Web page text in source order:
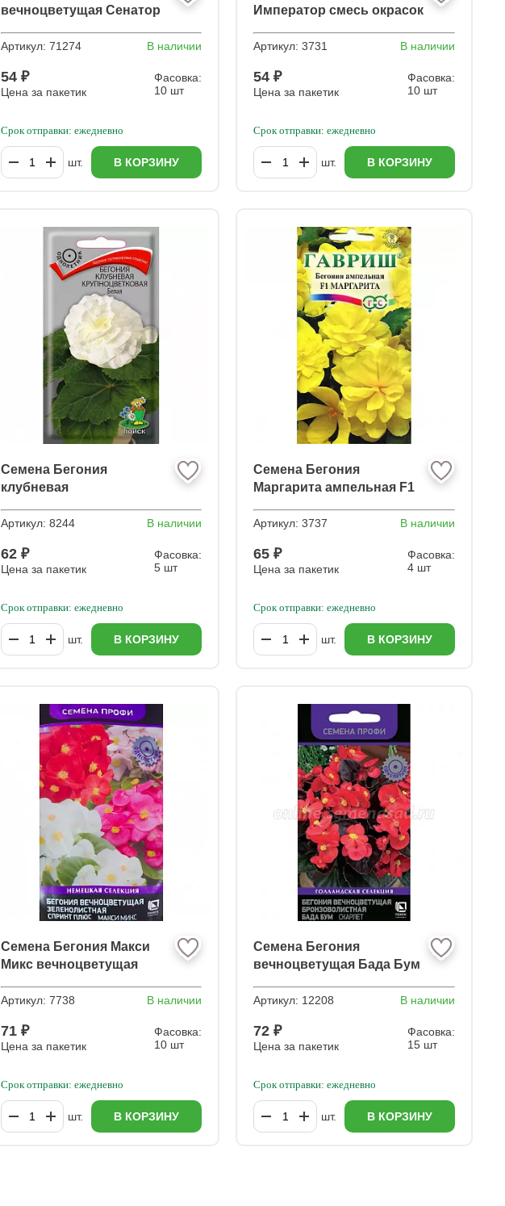
вечноцветущая Сенатор
Артикул: 71274 В наличии
54 ₽
Цена за пакетик
Фасовка:
10 шт
Срок отправки: ежедневно
шт. В КОРЗИНУ
Император смесь окрасок
Артикул:3731 В наличии
54 ₽
Цена за пакетик
Фасовка:
10 шт
Срок отправки: ежедневно
шт. В КОРЗИНУ
Семена Бегония
клубневая
Артикул: 8244 В наличии
62 ₽
Цена за пакетик
Фасовка:
5 шт
Срок отправки: ежедневно
шт. В КОРЗИНУ
Семена Бегония
Маргарита ампельная F1
Артикул:3737 В наличии
65 ₽
Цена за пакетик
Фасовка:
4 шт
Срок отправки: ежедневно
шт. В КОРЗИНУ
Семена Бегония Макси
Микс вечноцветущая
Артикул: 7738 В наличии
71 ₽
Цена за пакетик
Фасовка:
10 шт
Срок отправки: ежедневно
шт. В КОРЗИНУ
Семена Бегония
вечноцветущая Бада Бум
Артикул: 12208 В наличии
72 ₽
Цена за пакетик
Фасовка:
15 шт
Срок отправки: ежедневно
шт. В КОРЗИНУ